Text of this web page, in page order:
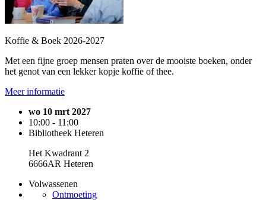
Koffie & Boek 2026-2027
Met een fijne groep mensen praten over de mooiste boeken, onder
het genot van een lekker kopje koffie of thee.
Meer informatie
wo 10 mrt 2027
10:00 - 11:00
Bibliotheek Heteren
Het Kwadrant 2
6666AR Heteren
Volwassenen
Ontmoeting